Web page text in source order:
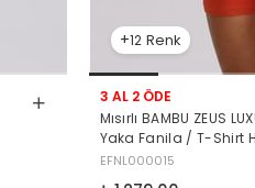
12
3 AL 2 ÖDE
Mısırlı BAMBU ZEUS
Yaka Fanila / T-Shirt
EFNL000015